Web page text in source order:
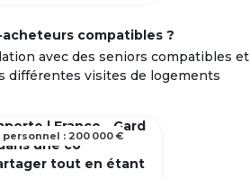
compatibles ?
avec des seniors compatibles et
différentes visites de logements
| France - Gard
une co
tout en étant
: 200 000 €